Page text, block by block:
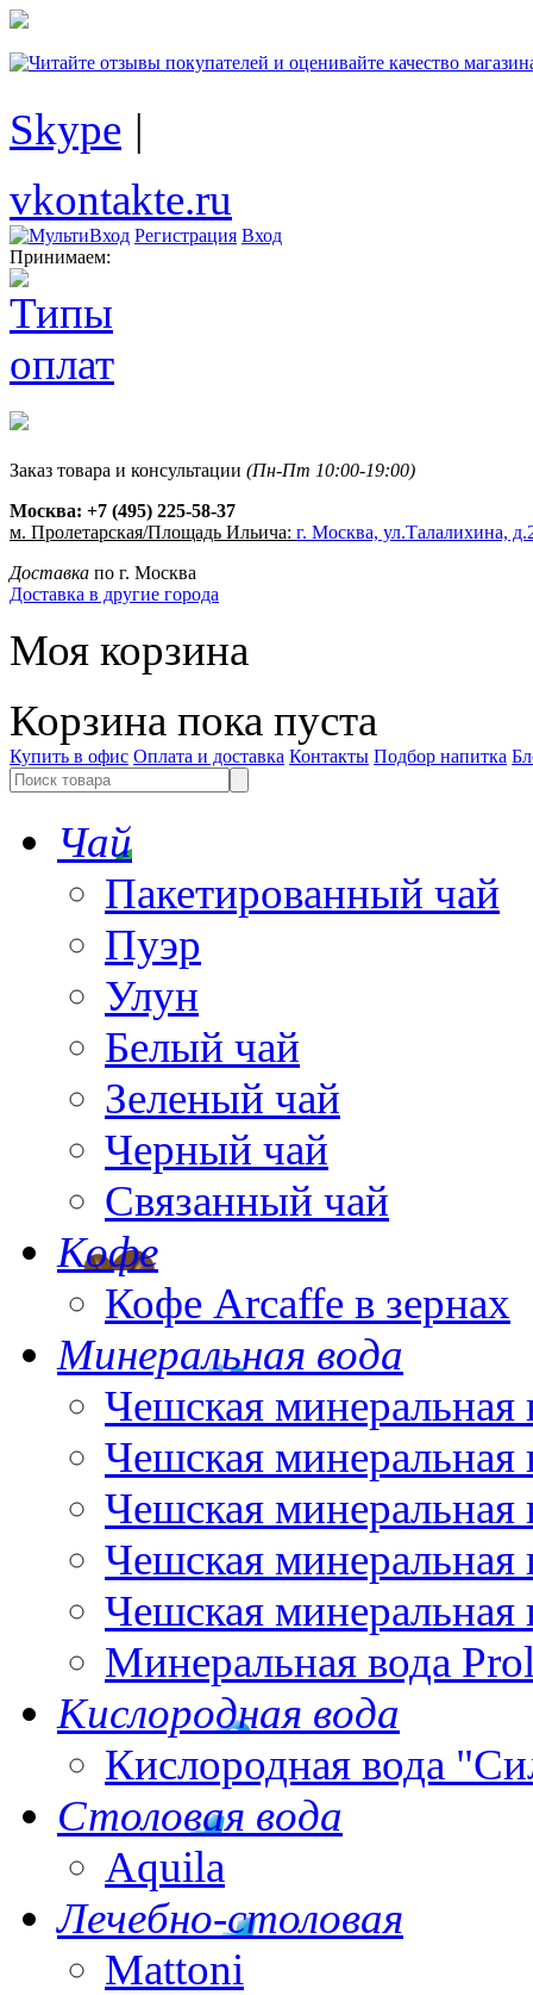
Skype |
vkontakte.ru
Регистрация Вход
Принимаем:
Заказ товара и консультации (Пн-Пт 10:00-19:00)
Москва: +7 (495) 225-58-37
м. Пролетарская/Площадь Ильича: г. Москва, ул.Талалихина,
Доставка по г. Москва
Доставка в другие города
Моя корзина
Корзина пока пуста
Купить в офис Оплата и доставка Контакты Подбор напитка
Чай
Пакетированный чай
Пуэр
Улун
Белый чай
Зеленый чай
Черный чай
Связанный чай
Кофе
Кофе Arcaffe в зернах
Минеральная вода
Чешская минеральная
Чешская минеральная
Чешская минеральная
Чешская минеральная
Чешская минеральная
Минеральная вода
Кислородная вода
Кислородная вода
Столовая вода
Aquila
Лечебно-столовая
Mattoni